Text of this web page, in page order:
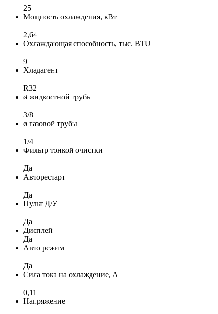
25
Мощность охлаждения, кВт
2,64
Охлаждающая способность, тыс. BTU
9
Хладагент
R32
ø жидкостной трубы
3/8
ø газовой трубы
1/4
Фильтр тонкой очистки
Да
Авторестарт
Да
Пульт Д/У
Да
Дисплей
Да
Авто режим
Да
Сила тока на охлаждение, А
0,11
Напряжение